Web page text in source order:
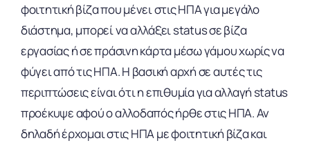
φοιτητική βίζα που μένει στις ΗΠΑ για μεγάλο
διάστημα, μπορεί να αλλάξει status σε βίζα
εργασίας ή σε πράσινη κάρτα μέσω γάμου χωρίς να
φύγει από τις ΗΠΑ. Η βασική αρχή σε αυτές τις
περιπτώσεις είναι ότι η επιθυμία για αλλαγή status
προέκυψε αφού ο αλλοδαπός ήρθε στις ΗΠΑ. Αν
δηλαδή έρχομαι στις ΗΠΑ με φοιτητική βίζα και